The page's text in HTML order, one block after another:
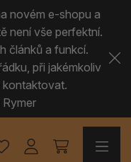
novém e-shopu a
není vše perfektní.
článků a funkcí.
při jakémkoliv
kontaktovat.